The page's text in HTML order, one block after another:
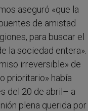
aseguró «que la
de amistad
para buscar el
la sociedad entera».
irreversible» de
prioritario» había
del 20 de abril– a
plena querida por